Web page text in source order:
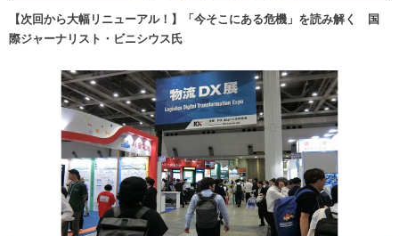
【次回から大幅リニューアル！】「今そこにある危機」を読み解く 国
際ジャーナリスト・ビニシウス氏